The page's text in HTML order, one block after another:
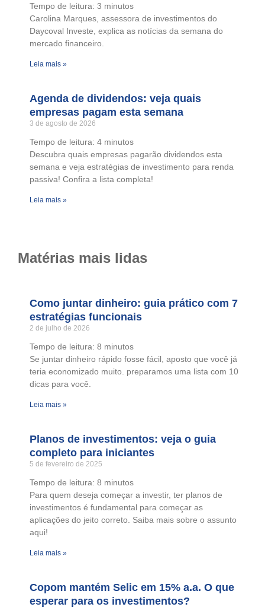
Tempo de leitura: 3 minutos
Carolina Marques, assessora de investimentos do
Daycoval Investe, explica as notícias da semana do
mercado financeiro.
Leia mais »
Agenda de dividendos: veja quais
empresas pagam esta semana
3 de agosto de 2026
Tempo de leitura: 4 minutos
Descubra quais empresas pagarão dividendos esta
semana e veja estratégias de investimento para renda
passiva! Confira a lista completa!
Leia mais »
Matérias mais lidas
Como juntar dinheiro: guia prático com 7
estratégias funcionais
2 de julho de 2026
Tempo de leitura: 8 minutos
Se juntar dinheiro rápido fosse fácil, aposto que você já
teria economizado muito. preparamos uma lista com 10
dicas para você.
Leia mais »
Planos de investimentos: veja o guia
completo para iniciantes
5 de fevereiro de 2025
Tempo de leitura: 8 minutos
Para quem deseja começar a investir, ter planos de
investimentos é fundamental para começar as
aplicações do jeito correto. Saiba mais sobre o assunto
aqui!
Leia mais »
Copom mantém Selic em 15% a.a. O que
esperar para os investimentos?